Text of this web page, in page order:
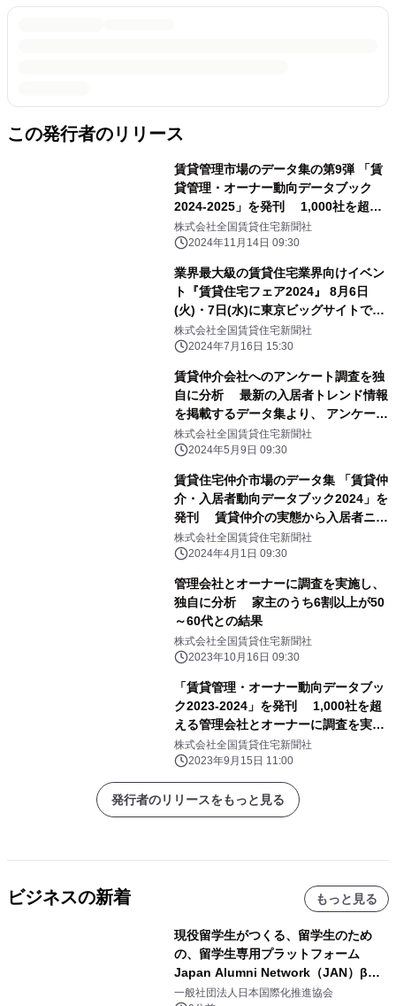
この発行者のリリース
賃貸管理市場のデータ集の第9弾 「賃
貸管理・オーナー動向データブック
2024-2025」を発刊 1,000社を超え
る管理会社とオーナーに調査を実施
し、独自に分析
株式会社全国賃貸住宅新聞社
2024年11月14日 09:30
業界最大級の賃貸住宅業界向けイベン
ト『賃貸住宅フェア2024』 8月6日
(火)・7日(水)に東京ビッグサイトで開
催！
株式会社全国賃貸住宅新聞社
2024年7月16日 15:30
賃貸仲介会社へのアンケート調査を独
自に分析 最新の入居者トレンド情報
を掲載するデータ集より、 アンケート
調査結果の一部を公開
株式会社全国賃貸住宅新聞社
2024年5月9日 09:30
賃貸住宅仲介市場のデータ集 「賃貸仲
介・入居者動向データブック2024」を
発刊 賃貸仲介の実態から入居者ニー
ズの変化まで業界の真の姿を公開
株式会社全国賃貸住宅新聞社
2024年4月1日 09:30
管理会社とオーナーに調査を実施し、
独自に分析 家主のうち6割以上が50
～60代との結果
株式会社全国賃貸住宅新聞社
2023年10月16日 09:30
「賃貸管理・オーナー動向データブッ
ク2023-2024」を発刊 1,000社を超
える管理会社とオーナーに調査を実施
し、独自に分析
株式会社全国賃貸住宅新聞社
2023年9月15日 11:00
発行者のリリースをもっと見る
ビジネスの新着 もっと見る
現役留学生がつくる、留学生のため
の、留学生専用プラットフォーム
Japan Alumni Network（JAN）β版
をリリース
一般社団法人日本国際化推進協会